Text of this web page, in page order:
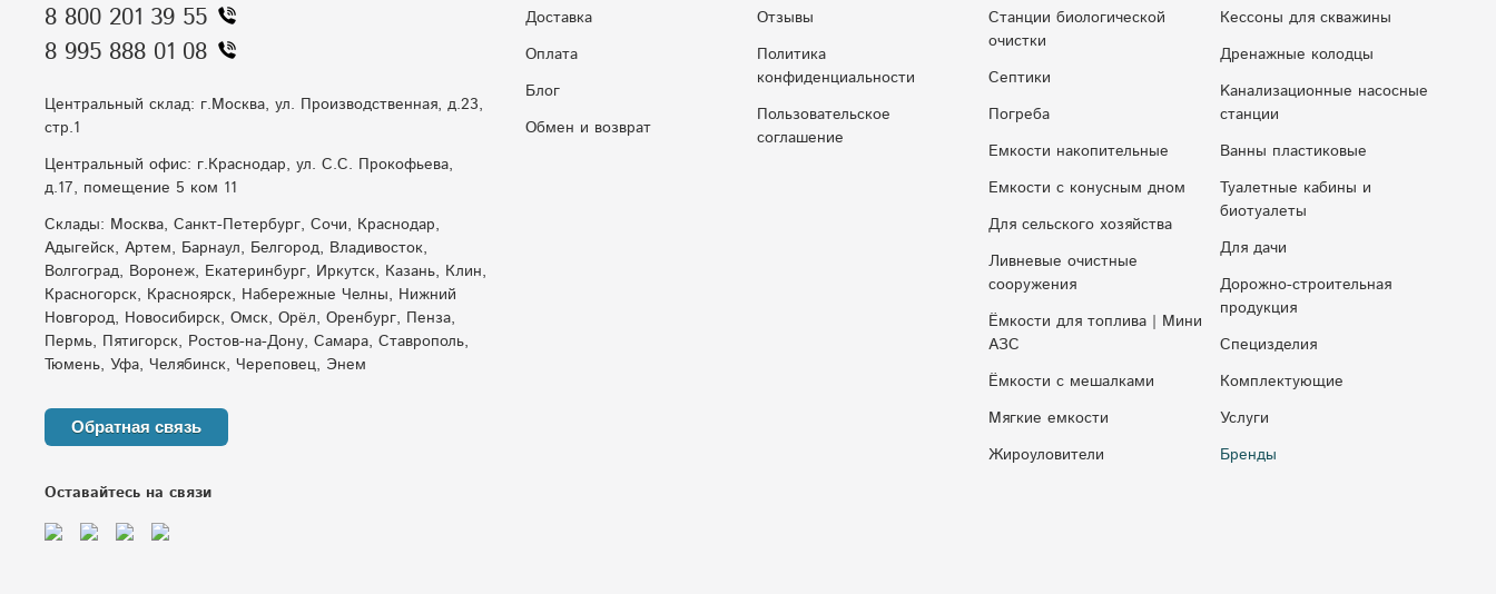
Доставка
Оплата
Блог
Обмен и возврат
Отзывы
Политика
конфиденциальности
Пользовательское
соглашение
Станции биологической
очистки
Септики
Погреба
Емкости накопительные
Eмкocти c кoнуcным днoм
Для сельского хозяйства
Ливневые очистные
сооружения
Ёмкости для топлива | Мини
АЗС
Ёмкости с мешалками
Мягкие емкости
Жироуловители
Кессоны для скважины
Дренажные колодцы
Kaнaлизaциoнныe нacocныe
cтaнции
Ванны пластиковые
Туалетные кабины и
биотуалеты
Для дачи
Дорожно-строительная
продукция
Специзделия
Комплектующие
Услуги
Бренды
8 800 201 39 55
8 995 888 01 08
Центральный склад: г.Москва, ул. Производственная, д.23,
стр.1
Центральный офис: г.Краснодар, ул. С.С. Прокофьева,
д.17, помещение 5 ком 11
Склады: Москва, Санкт-Петербург, Сочи, Краснодар,
Адыгейск, Артем, Барнаул, Белгород, Владивосток,
Волгоград, Воронеж, Екатеринбург, Иркутск, Казань, Клин,
Красногорск, Красноярск, Набережные Челны, Нижний
Новгород, Новосибирск, Омск, Орёл, Оренбург, Пенза,
Пермь, Пятигорск, Ростов-на-Дону, Самара, Ставрополь,
Тюмень, Уфа, Челябинск, Череповец, Энем
Обратная связь
Оставайтесь на связи